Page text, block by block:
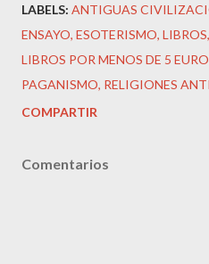
LABELS: ANTIGUAS
ENSAYO ESOTERISMO LIBROS
LIBROS POR MENOS DE 5
PAGANISMO RELIGIONES
COMPARTIR
Comentarios